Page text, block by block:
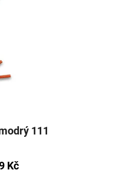
111
Kč